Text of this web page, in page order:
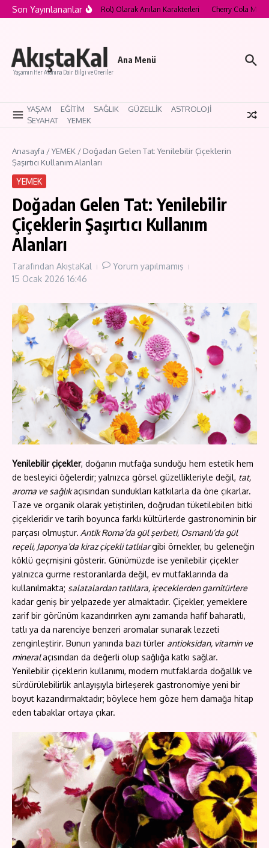
İçeriğe atla
Son Yayınlananlar
“Curse Role” (Lanetli Rol) Olarak Anılan Karakterleri Cherry Cola
AkıştaKal
Yaşamın Her Alanına Dair Bilgi ve Öneriler
Ana Menü
YAŞAM EĞİTİM SAĞLIK GÜZELLİK
ASTROLOJİ
SEYAHAT
YEMEK
Anasayfa /YEMEK / Doğadan Gelen Tat: Yenilebilir Çiçeklerin
Şaşırtıcı Kullanım Alanları
YEMEK
Doğadan Gelen Tat: Yenilebilir
Çiçeklerin Şaşırtıcı Kullanım
Alanları
Tarafından AkıştaKal
Yorum yapılmamış
15 Ocak 2026 16:46
Yenilebilir çiçekler, doğanın mutfağa sunduğu hem estetik hem
de besleyici öğelerdir; yalnızca görsel güzellikleriyle değil, tat,
aroma ve sağlıkaçısından sundukları katkılarla da öne çıkarlar.
Taze ve organik olarak yetiştirilen, doğrudan tüketilebilen bitki
çiçekleridir ve tarih boyunca farklı kültürlerde gastronominin bir
parçası olmuştur. Antik Roma’da gül şerbeti, Osmanlı’da gül
reçeli, Japonya’da kiraz çiçekli tatlılargibi örnekler, bu geleneğin
köklü geçmişini gösterir. Günümüzde ise yenilebilir çiçekler
yalnızca gurme restoranlarda değil, ev mutfaklarında da
kullanılmakta; salatalardan tatlılara, içeceklerden garnitürlere
kadar geniş bir yelpazede yer almaktadır. Çiçekler, yemeklere
zarif bir görünüm kazandırırken aynı zamanda hafif baharatlı,
tatlı ya da narenciye benzeri aromalar sunarak lezzeti
zenginleştirir. Bunun yanında bazı türler antioksidan, vitamin ve
mineralaçısından da değerli olup sağlığa katkı sağlar.
Yenilebilir çiçeklerin kullanımı, modern mutfaklarda doğallık ve
sürdürülebilirlik anlayışıyla birleşerek gastronomiye yeni bir
boyut kazandırmaktadır; böylece hem göze hem damağa hitap
eden tabaklar ortaya çıkar.